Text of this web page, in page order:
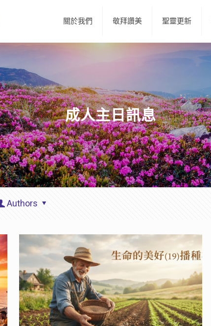
關於我們 敬拜讚美 聖靈更新
成人主日訊息
Authors